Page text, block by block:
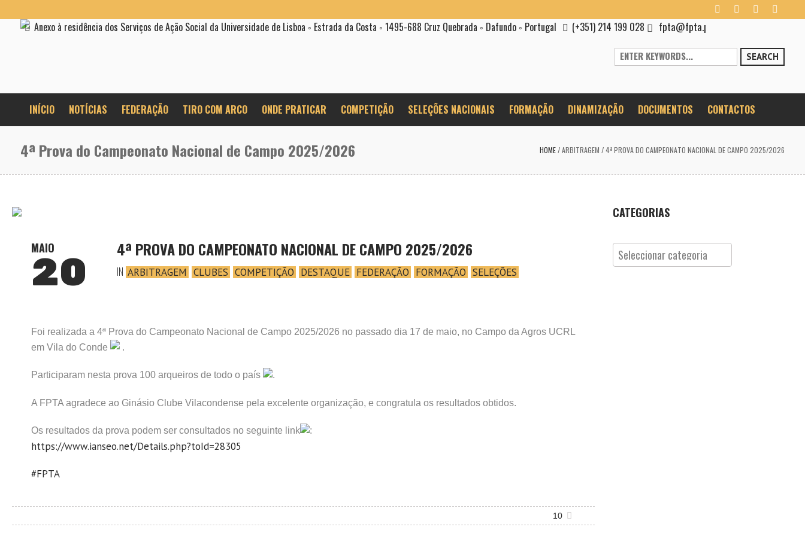
Anexo à residência dos Serviços de Ação Social da Universidade de Lisboa ◦ Estrada da Costa ◦ 1495-688 Cruz Quebrada ◦ Dafundo ◦ Portugal (+351) 214 199 028 fpta@fpta.pt
SEARCH
INÍCIO NOTÍCIAS FEDERAÇÃO TIRO COM ARCO ONDE PRATICAR COMPETIÇÃO SELEÇÕES NACIONAIS FORMAÇÃO DINAMIZAÇÃO DOCUMENTOS CONTACTOS
4ª Prova do Campeonato Nacional de Campo 2025/2026 HOME /ARBITRAGEM /4ª PROVA DO CAMPEONATO NACIONAL DE CAMPO 2025/2026
MAIO
20
4ª PROVA DO CAMPEONATO NACIONAL DE CAMPO 2025/2026
IN ARBITRAGEM CLUBES COMPETIÇÃO DESTAQUE FEDERAÇÃO FORMAÇÃO SELEÇÕES
Foi realizada a 4ª Prova do Campeonato Nacional de Campo 2025/2026 no passado dia 17 de maio, no Campo da Agros UCRL
em Vila do Conde
.
Participaram nesta prova 100 arqueiros de todo o país .
A FPTA agradece ao Ginásio Clube Vilacondense pela excelente organização, e congratula os resultados obtidos.
Os resultados da prova podem ser consultados no seguinte link :
https://www.ianseo.net/Details.php?toId=28305
#FPTA
10
CATEGORIAS
Categorias